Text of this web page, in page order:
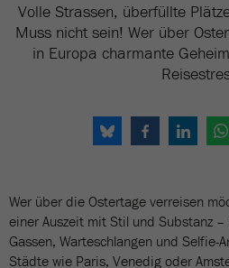
Volle Strassen, überfüllte
Muss nicht sein! Wer über
in Europa charmante
Wer über die Ostertage verreisen
einer Auszeit mit Stil und Substanz
Gassen, Warteschlangen und Selfie-
Städte wie Paris, Venedig oder